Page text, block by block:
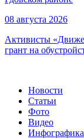
08 августа 2026
Активисты
грант на
Новости
Статьи
Фото
Видео
Инфографика